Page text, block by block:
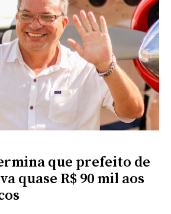
que prefeito de
quase R$ 90 mil aos